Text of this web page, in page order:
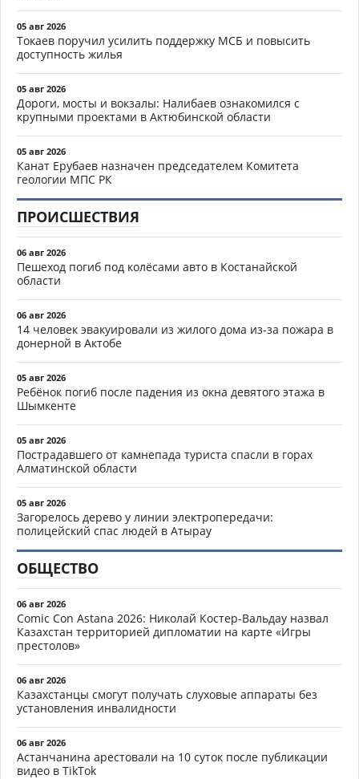
05 авг 2026
Токаев поручил усилить поддержку МСБ и повысить
доступность жилья
05 авг 2026
Дороги, мосты и вокзалы: Налибаев ознакомился с
крупными проектами в Актюбинской области
05 авг 2026
Канат Ерубаев назначен председателем Комитета
геологии МПС РК
ПРОИСШЕСТВИЯ
06 авг 2026
Пешеход погиб под колёсами авто в Костанайской
области
06 авг 2026
14 человек эвакуировали из жилого дома из-за пожара в
донерной в Актобе
05 авг 2026
Ребёнок погиб после падения из окна девятого этажа в
Шымкенте
05 авг 2026
Пострадавшего от камнепада туриста спасли в горах
Алматинской области
05 авг 2026
Загорелось дерево у линии электропередачи:
полицейский спас людей в Атырау
ОБЩЕСТВО
06 авг 2026
Comic Con Astana 2026: Николай Костер-Вальдау назвал
Казахстан территорией дипломатии на карте «Игры
престолов»
06 авг 2026
Казахстанцы смогут получать слуховые аппараты без
установления инвалидности
06 авг 2026
Астанчанина арестовали на 10 суток после публикации
видео в TikTok